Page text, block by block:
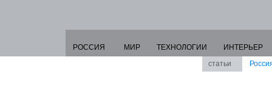
РОССИЯ МИР ТЕХНОЛОГИИ
ИНТЕРЬЕР
статьи